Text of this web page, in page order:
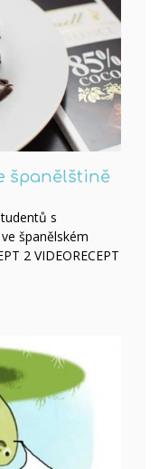
španělštině
s
španělském
2 VIDEORECEPT